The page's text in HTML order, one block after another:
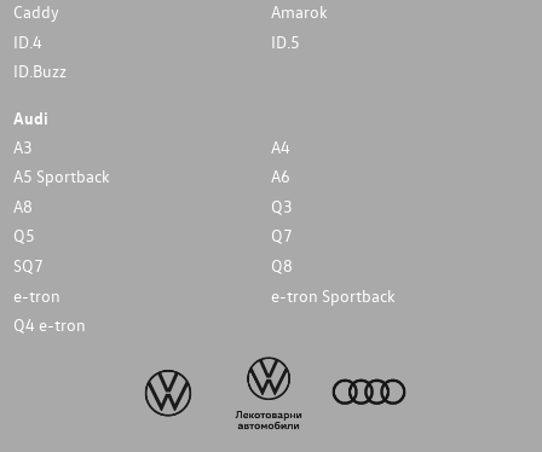
Caddy
Amarok
ID.4
ID.5
ID.Buzz
Audi
A3
A4
A5 Sportback
A6
A8
Q3
Q5
Q7
SQ7
Q8
e-tron
e-tron Sportback
Q4 e-tron